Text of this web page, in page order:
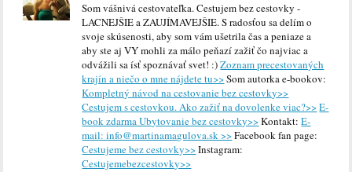
Som vášnivá cestovateľka. Cestujem bez cestovky -
LACNEJŠIE a ZAUJÍMAVEJŠIE. S radosťou sa delím o
svoje skúsenosti, aby som vám ušetrila čas a peniaze a
aby ste aj VY mohli za málo peňazí zažiť čo najviac a
odvážili sa ísť spoznávať svet! :)Zoznam precestovaných
krajín a niečo o mne nájdete tu>>Som autorka e-bookov:
Kompletný návod na cestovanie bez cestovky>>
Cestujem s cestovkou. Ako zažiť na dovolenke viac?>>E-
book zdarma Ubytovanie bez cestovky>>Kontakt:E-
mail: info@martinamagulova.sk >>Facebook fan page:
Cestujeme bez cestovky>>Instagram:
Cestujemebezcestovky>>